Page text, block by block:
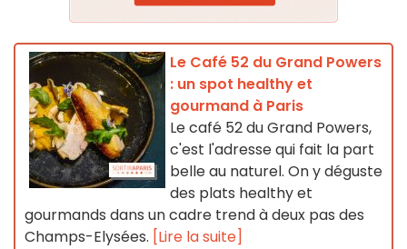
Le Café 52 du Grand Powers
: un spot healthy et
gourmand à Paris
Le café 52 du Grand Powers,
c'est l'adresse qui fait la part
belle au naturel. On y déguste
des plats healthy et
gourmands dans un cadre trend à deux pas des
Champs-Elysées. [Lire la suite]